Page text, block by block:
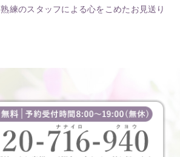
熟練のスタッフによる心をこめたお見送り